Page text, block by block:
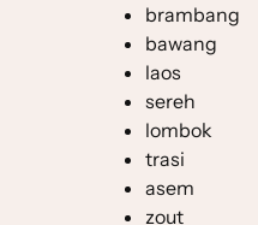
brambang
bawang
laos
sereh
lombok
trasi
asem
zout